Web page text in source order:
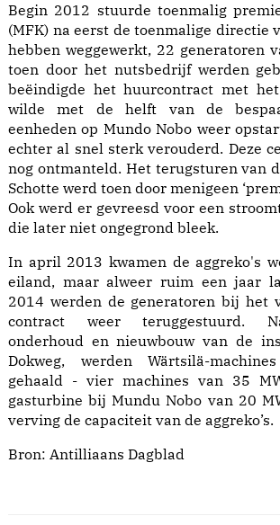
Begin 2012 stuurde toenmalig
(MFK) na eerst de toenmalige directie
hebben weggewerkt, 22 generatoren
toen door het nutsbedrijf werden
beëindigde het huurcontract met
wilde met de helft van de
eenheden op Mundo Nobo weer
echter al snel sterk verouderd. Deze
nog ontmanteld. Het terugsturen van
Schotte werd toen door menigeen
Ook werd er gevreesd voor een
die later niet ongegrond bleek.
In april 2013 kwamen de aggreko's
eiland, maar alweer ruim een jaar
2014 werden de generatoren bij het
contract weer teruggestuurd.
onderhoud en nieuwbouw van de
Dokweg, werden Wärtsilä-
gehaald - vier machines van 35
gasturbine bij Mundu Nobo van 20
verving de capaciteit van de aggreko’s.
Bron: Antilliaans Dagblad